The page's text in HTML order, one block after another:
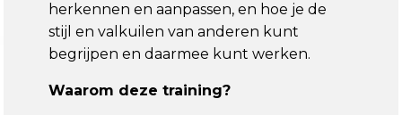
herkennen en aanpassen, en hoe je de
stijl en valkuilen van anderen kunt
begrijpen en daarmee kunt werken.
Waarom deze training?